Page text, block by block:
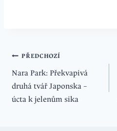
Navigace
pro
příspěvek
PŘEDCHOZÍ
Nara Park: Překvapivá
druhá tvář Japonska –
úcta k jelenům sika